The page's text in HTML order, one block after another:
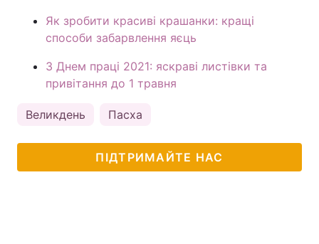
Як зробити красиві крашанки: кращі
способи забарвлення яєць
З Днем праці 2021: яскраві листівки та
привітання до 1 травня
Великдень Пасха
ПІДТРИМАЙТЕ НАС